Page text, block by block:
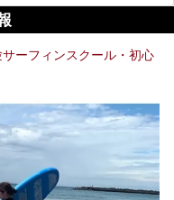
った、大阪府内のオススメ温
たいと思います！
ーフィンスクール・初心